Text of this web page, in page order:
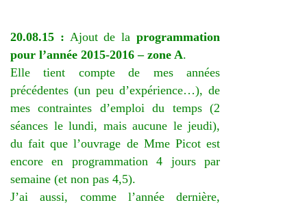
20.08.15 : Ajout de laprogrammation
pour l’année 2015-2016 – zone A.
Elle tient compte de mes années
précédentes (un peu d’expérience…), de
mes contraintes d’emploi du temps (2
séances le lundi, mais aucune le jeudi),
du fait que l’ouvrage de Mme Picot est
encore en programmation 4 jours par
semaine (et non pas 4,5).
J’ai aussi, comme l’année dernière,